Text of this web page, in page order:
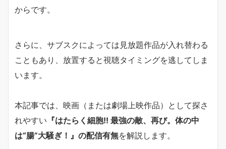
からです。
さらに、サブスクによっては見放題作品が入れ替わる
こともあり、放置すると視聴タイミングを逃してしま
います。
本記事では、映画（または劇場上映作品）として探さ
れやすい 『はたらく細胞!! 最強の敵、再び。体の中
は“腸”大騒ぎ！』の配信有無を解説します。